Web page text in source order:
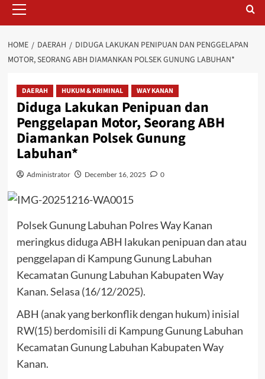
Menu
HOME DAERAH
DIDUGA LAKUKAN PENIPUAN DAN PENGGELAPAN
MOTOR, SEORANG ABH DIAMANKAN POLSEK GUNUNG LABUHAN*
DAERAH HUKUM & KRIMINAL WAY KANAN
Diduga Lakukan Penipuan dan
Penggelapan Motor, Seorang ABH
Diamankan Polsek Gunung
Labuhan*
Administrator December 16, 2025 0
Polsek Gunung Labuhan Polres Way Kanan
meringkus diduga ABH lakukan penipuan dan atau
penggelapan di Kampung Gunung Labuhan
Kecamatan Gunung Labuhan Kabupaten Way
Kanan. Selasa (16/12/2025).
ABH (anak yang berkonflik dengan hukum) inisial
RW(15) berdomisili di Kampung Gunung Labuhan
Kecamatan Gunung Labuhan Kabupaten Way
Kanan.